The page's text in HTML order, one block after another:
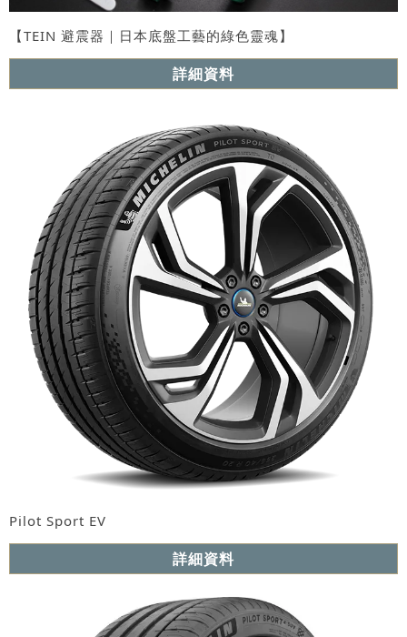
【TEIN 避震器｜日本底盤工藝的綠色靈魂】
詳細資料
Pilot Sport EV
詳細資料